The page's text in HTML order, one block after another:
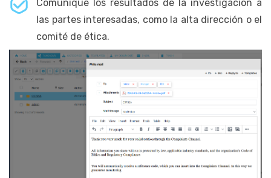
Comunique los resultados de la investigación a
las partes interesadas, como la alta dirección o el
comité de ética.